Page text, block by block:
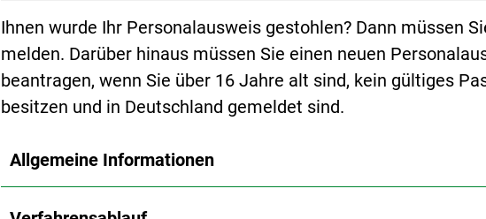
Ihnen wurde Ihr Personalausweis gestohlen? Dann müssen
melden. Darüber hinaus müssen Sie einen neuen
beantragen, wenn Sie über 16 Jahre alt sind, kein gültiges
besitzen und in Deutschland gemeldet sind.
Allgemeine Informationen